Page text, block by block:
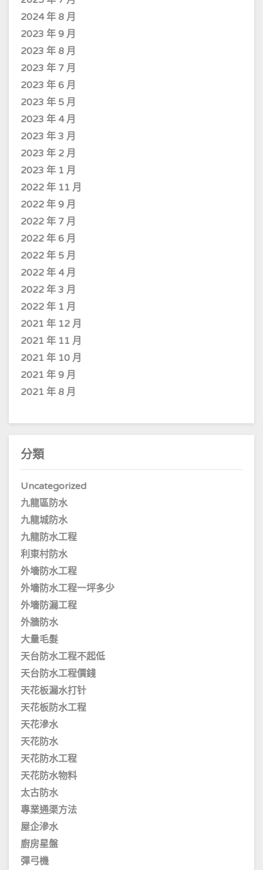
2024 年 8 月
2023 年 9 月
2023 年 8 月
2023 年 7 月
2023 年 6 月
2023 年 5 月
2023 年 4 月
2023 年 3 月
2023 年 2 月
2023 年 1 月
2022 年 11 月
2022 年 9 月
2022 年 7 月
2022 年 6 月
2022 年 5 月
2022 年 4 月
2022 年 3 月
2022 年 1 月
2021 年 12 月
2021 年 11 月
2021 年 10 月
2021 年 9 月
2021 年 8 月
分類
Uncategorized
九龍區防水
九龍城防水
九龍防水工程
利東村防水
外墻防水工程
外墻防水工程一坪多少
外墻防漏工程
外牆防水
大量毛髮
天台防水工程不起低
天台防水工程價錢
天花板漏水打针
天花板防水工程
天花滲水
天花防水
天花防水工程
天花防水物料
太古防水
專業通渠方法
屋企滲水
廚房星盤
彈弓機